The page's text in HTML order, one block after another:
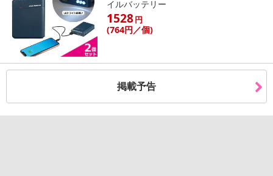
休業日
2026-08-06 12:00:00.0 START
イルバッテリー
1528円
(764円／個)